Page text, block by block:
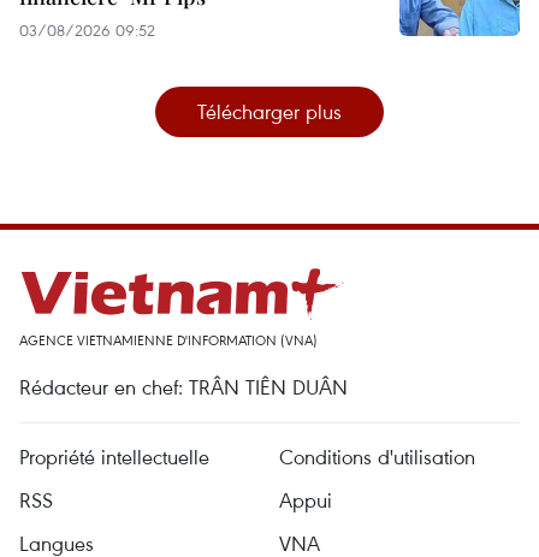
03/08/2026 09:52
Télécharger plus
AGENCE VIETNAMIENNE D'INFORMATION (VNA)
Rédacteur en chef: TRÂN TIÊN DUÂN
Propriété intellectuelle
Conditions d'utilisation
RSS
Appui
Langues
VNA